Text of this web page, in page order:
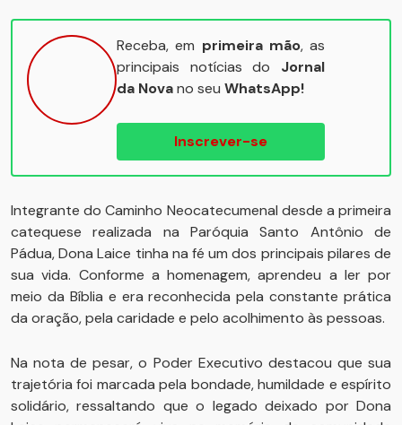
Receba, em primeira mão, as
principais notícias do Jornal
da Novano seu WhatsApp!
Inscrever-se
Integrante do Caminho Neocatecumenal desde a primeira
catequese realizada na Paróquia Santo Antônio de
Pádua, Dona Laice tinha na fé um dos principais pilares de
sua vida. Conforme a homenagem, aprendeu a ler por
meio da Bíblia e era reconhecida pela constante prática
da oração, pela caridade e pelo acolhimento às pessoas.
Na nota de pesar, o Poder Executivo destacou que sua
trajetória foi marcada pela bondade, humildade e espírito
solidário, ressaltando que o legado deixado por Dona